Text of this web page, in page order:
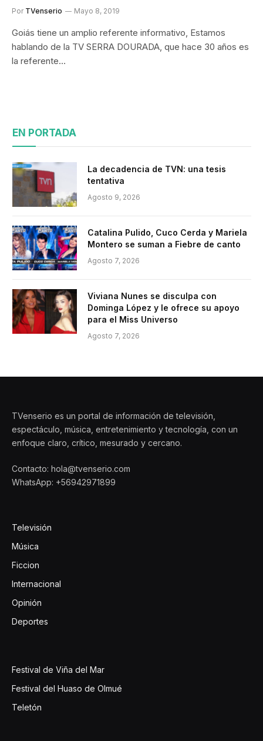
Por TVenserio Mayo 8, 2019
Goiás tiene un amplio referente informativo, Estamos
hablando de la TV SERRA DOURADA, que hace 30 años es
la referente…
EN PORTADA
La decadencia de TVN: una tesis
tentativa
Agosto 9, 2026
Catalina Pulido, Cuco Cerda y Mariela
Montero se suman a Fiebre de canto
Agosto 7, 2026
Viviana Nunes se disculpa con
Dominga López y le ofrece su apoyo
para el Miss Universo
Agosto 7, 2026
TVenserio es un portal de información de televisión,
espectáculo, música, entretenimiento y tecnología, con un
enfoque claro, crítico, mesurado y cercano.
Contacto: hola@tvenserio.com
WhatsApp: +56942971899
Televisión
Música
Ficcion
Internacional
Opinión
Deportes
Festival de Viña del Mar
Festival del Huaso de Olmué
Teletón